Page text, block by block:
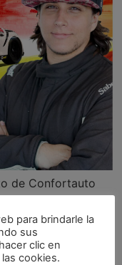
de Confortauto
Confortauto Copa
Tormo. Tras la
las pruebas
para brindarle la
sus
clic en
cookies.